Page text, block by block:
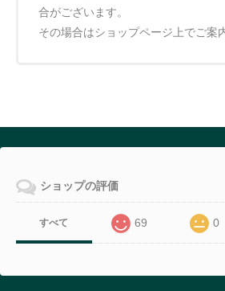
合がございます。
その場合はショップページ上でご案
ショップの評価
すべて 69 0